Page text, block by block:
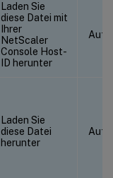
Laden Sie
diese Datei mit
Ihrer
NetScaler
Console Host-
ID herunter
Auf
Laden Sie
diese Datei
herunter
Auf